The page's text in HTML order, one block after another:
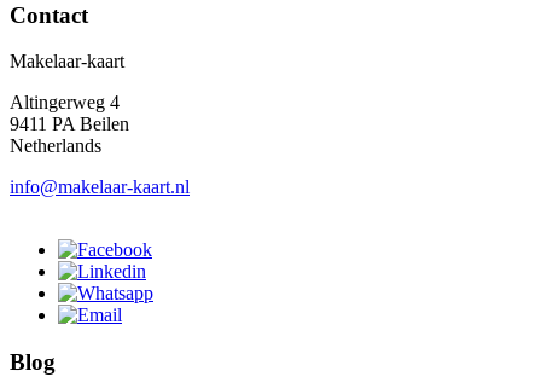
Contact
Makelaar-kaart
Altingerweg 4
9411 PA Beilen
Netherlands
info@makelaar-kaart.nl
Blog